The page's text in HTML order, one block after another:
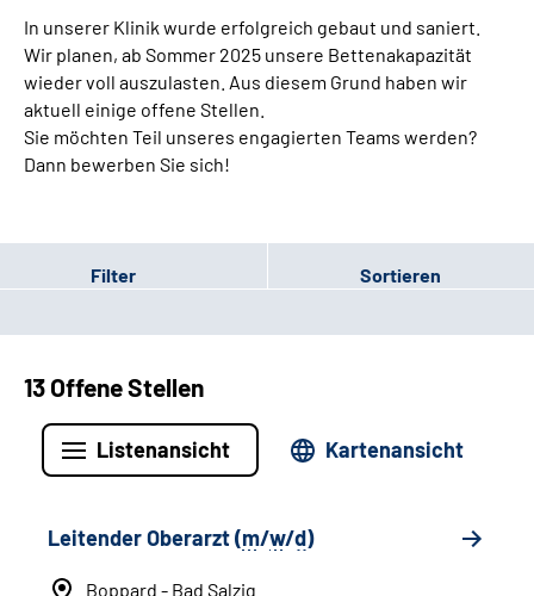
In unserer Klinik wurde erfolgreich gebaut und saniert.
Wir planen, ab Sommer 2025 unsere Bettenakapazität
wieder voll auszulasten. Aus diesem Grund haben wir
aktuell einige offene Stellen.
Sie möchten Teil unseres engagierten Teams werden?
Dann bewerben Sie sich!
Filter Sortieren
13 Offene Stellen
Listenansicht Kartenansicht
Leitender Oberarzt (m/w/d)
Boppard - Bad Salzig